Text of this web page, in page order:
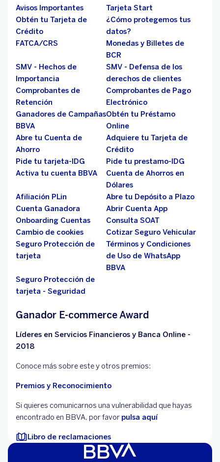
Avisos Importantes
Tarjeta Start
Obtén tu Tarjeta de
Crédito
¿Cómo protegemos tus
datos?
FATCA/CRS
Monedas y Billetes de
BCR
SMV - Hechos de
Importancia
SMV - Defensa de los
derechos de clientes
Comprobantes de
Retención
Comprobantes de Pago
Electrónico
Ganadores de Campañas
BBVA
Obtén tu Préstamo
Online
Abre tu Cuenta de
Ahorro
Adquiere tu Tarjeta de
Crédito
Pide tu tarjeta-IDG
Pide tu prestamo-IDG
Activa tu cuenta BBVA
Cuenta de Ahorros en
Dólares
Afiliación PLin
Abre tu Depósito a Plazo
Cuenta Ganadora
Abrir Cuenta App
Onboarding Cuentas
Consulta SOAT
Cambio de cookies
Cotizar Seguro Vehicular
Seguro Protección de
tarjeta
Términos y Condiciones
de Uso de WhatsApp
BBVA
Seguro Protección de
tarjeta - Seguridad
Ganador E-commerce Award
Líderes en Servicios Financieros y Banca Online -
2018
Conoce más sobre este y otros premios:
Premios y Reconocimiento
Si quieres comunicarnos una vulnerabilidad que hayas
encontrado en BBVA, por favor pulsa aquí
Libro de reclamaciones